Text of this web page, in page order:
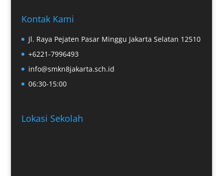
Kontak Kami
Jl. Raya Pejaten Pasar Minggu Jakarta Selatan 12510
+6221-7996493
info@smkn8jakarta.sch.id
06:30-15:00
Lokasi Sekolah